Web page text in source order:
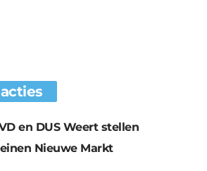
en DUS Weert stellen
Nieuwe Markt